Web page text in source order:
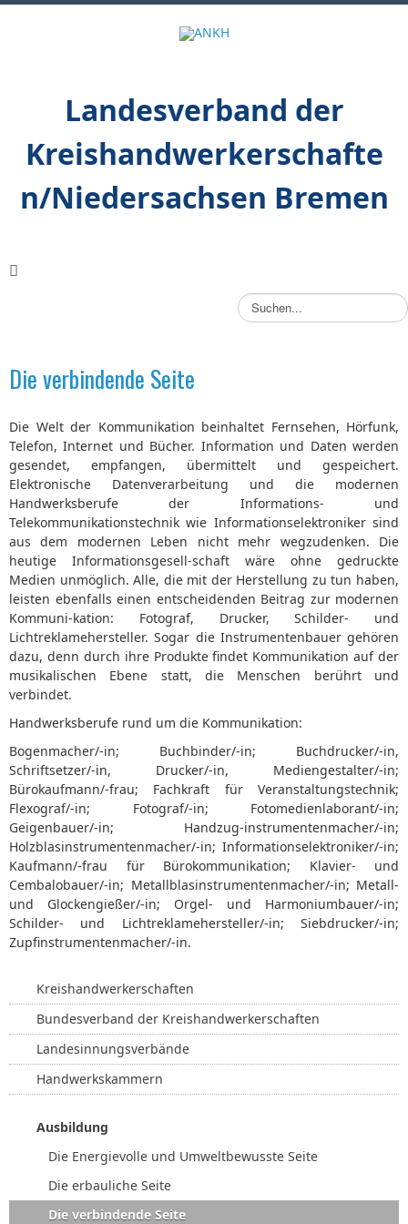
Landesverband der
Kreishandwerkerschafte
n/Niedersachsen Bremen
S
u
.
.
Die verbindende Seite
Die Welt der Kommunikation beinhaltet Fernsehen, Hörfunk,
Telefon, Internet und Bücher. Information und Daten werden
gesendet, empfangen, übermittelt und gespeichert.
Elektronische Datenverarbeitung und die modernen
Handwerksberufe der Informations- und
Telekommunikationstechnik wie Informationselektroniker sind
aus dem modernen Leben nicht mehr wegzudenken. Die
heutige Informationsgesell-schaft wäre ohne gedruckte
Medien unmöglich. Alle, die mit der Herstellung zu tun haben,
leisten ebenfalls einen entscheidenden Beitrag zur modernen
Kommuni-kation: Fotograf, Drucker, Schilder- und
Lichtreklamehersteller. Sogar die Instrumentenbauer gehören
dazu, denn durch ihre Produkte findet Kommunikation auf der
musikalischen Ebene statt, die Menschen berührt und
verbindet.
Handwerksberufe rund um die Kommunikation:
Bogenmacher/-in; Buchbinder/-in; Buchdrucker/-in,
Schriftsetzer/-in, Drucker/-in, Mediengestalter/-in;
Bürokaufmann/-frau; Fachkraft für Veranstaltungstechnik;
Flexograf/-in; Fotograf/-in; Fotomedienlaborant/-in;
Geigenbauer/-in; Handzug-instrumentenmacher/-in;
Holzblasinstrumentenmacher/-in; Informationselektroniker/-in;
Kaufmann/-frau für Bürokommunikation; Klavier- und
Cembalobauer/-in; Metallblasinstrumentenmacher/-in; Metall-
und Glockengießer/-in; Orgel- und Harmoniumbauer/-in;
Schilder- und Lichtreklamehersteller/-in; Siebdrucker/-in;
Zupfinstrumentenmacher/-in.
Kreishandwerkerschaften
Bundesverband der Kreishandwerkerschaften
Landesinnungsverbände
Handwerkskammern
Ausbildung
Die Energievolle und Umweltbewusste Seite
Die erbauliche Seite
Die verbindende Seite